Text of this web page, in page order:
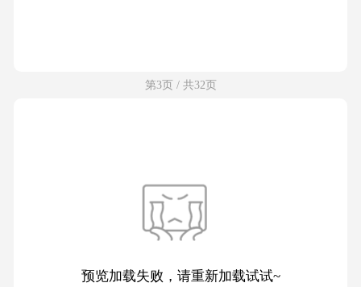
第3页 / 共32页
预览加载失败，请重新加载试试~